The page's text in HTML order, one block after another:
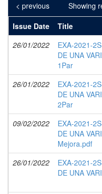
Showing
< previous
Issue Date
Title
26/01/2022
EXA-2021-
DE UNA
1Par
26/01/2022
EXA-2021-
DE UNA
2Par
09/02/2022
EXA-2021-
DE UNA
Mejora.pdf
26/01/2022
EXA-2021-
DE UNA